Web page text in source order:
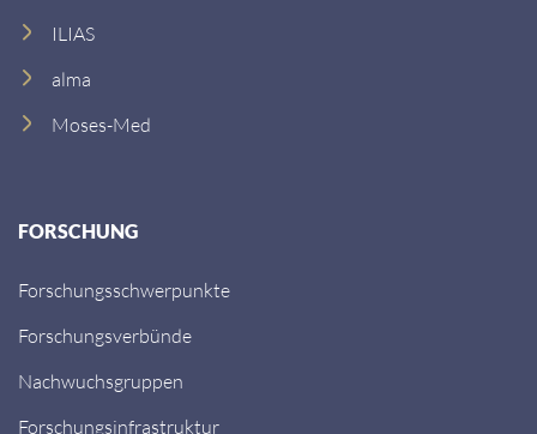
ILIAS
alma
Moses-Med
FORSCHUNG
Forschungsschwerpunkte
Forschungsverbünde
Nachwuchsgruppen
Forschungsinfrastruktur